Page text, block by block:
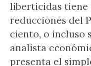
liberticidas tiene
reducciones del
ciento, o incluso
analista
presenta el